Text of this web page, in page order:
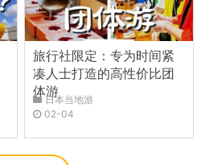
旅行社限定：专为时间紧
凑人士打造的高性价比团
体游
日本当地游
02-04